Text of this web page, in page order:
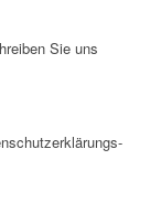
Sie uns